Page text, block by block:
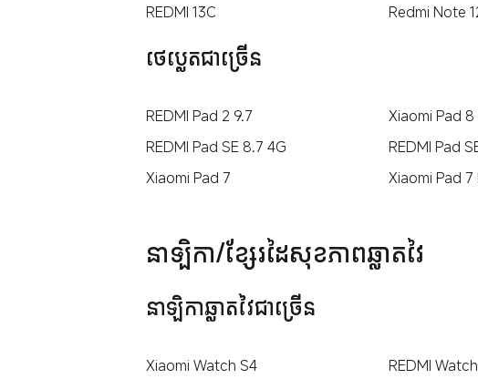
REDMI 13C
Redmi Note
ថេប្លេតជាច្រើន
REDMI Pad 2 9.7 Xiaomi Pad 8
REDMI Pad SE 8.7 4G
REDMI Pad
Xiaomi Pad 7
Xiaomi Pad 7
នាទ្បិកា/ខ្សែរដៃសុខភាពឆ្លាតវៃ
នាឡិកាឆ្លាតវៃជាច្រើន
Xiaomi Watch S4 REDMI